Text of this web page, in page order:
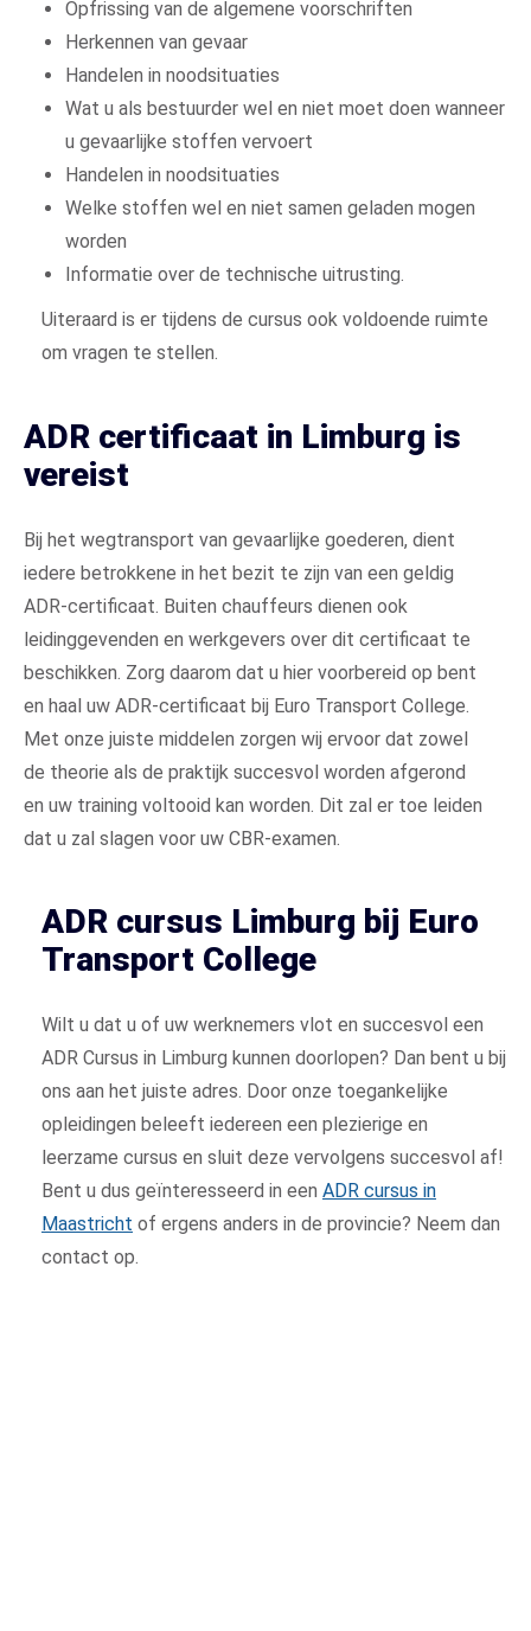
Opfrissing van de algemene voorschriften
Herkennen van gevaar
Handelen in noodsituaties
Wat u als bestuurder wel en niet moet doen wanneer
u gevaarlijke stoffen vervoert
Handelen in noodsituaties
Welke stoffen wel en niet samen geladen mogen
worden
Informatie over de technische uitrusting.
Uiteraard is er tijdens de cursus ook voldoende ruimte
om vragen te stellen.
ADR certificaat in Limburg is
vereist
Bij het wegtransport van gevaarlijke goederen, dient
iedere betrokkene in het bezit te zijn van een geldig
ADR-certificaat. Buiten chauffeurs dienen ook
leidinggevenden en werkgevers over dit certificaat te
beschikken. Zorg daarom dat u hier voorbereid op bent
en haal uw ADR-certificaat bij Euro Transport College.
Met onze juiste middelen zorgen wij ervoor dat zowel
de theorie als de praktijk succesvol worden afgerond
en uw training voltooid kan worden. Dit zal er toe leiden
dat u zal slagen voor uw CBR-examen.
ADR cursus Limburg bij Euro
Transport College
Wilt u dat u of uw werknemers vlot en succesvol een
ADR Cursus in Limburg kunnen doorlopen? Dan bent u bij
ons aan het juiste adres. Door onze toegankelijke
opleidingen beleeft iedereen een plezierige en
leerzame cursus en sluit deze vervolgens succesvol af!
Bent u dus geïnteresseerd in een ADR cursus in
Maastricht of ergens anders in de provincie? Neem dan
contact op.